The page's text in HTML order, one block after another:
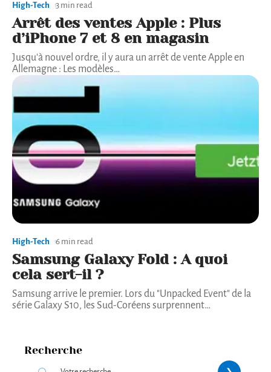
High-Tech 3 min read
Arrêt des ventes Apple : Plus
d’iPhone 7 et 8 en magasin
Jusqu'à nouvel ordre, il y aura un arrêt de vente Apple en
Allemagne : Les modèles…
High-Tech 6 min read
Samsung Galaxy Fold : A quoi
cela sert-il ?
Samsung arrive le premier. Lors du "Unpacked Event" de la
série Galaxy S10, les Sud-Coréens surprennent…
Recherche